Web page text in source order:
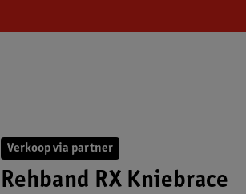
Verkoop via partner
Rehband RX Kniebrace